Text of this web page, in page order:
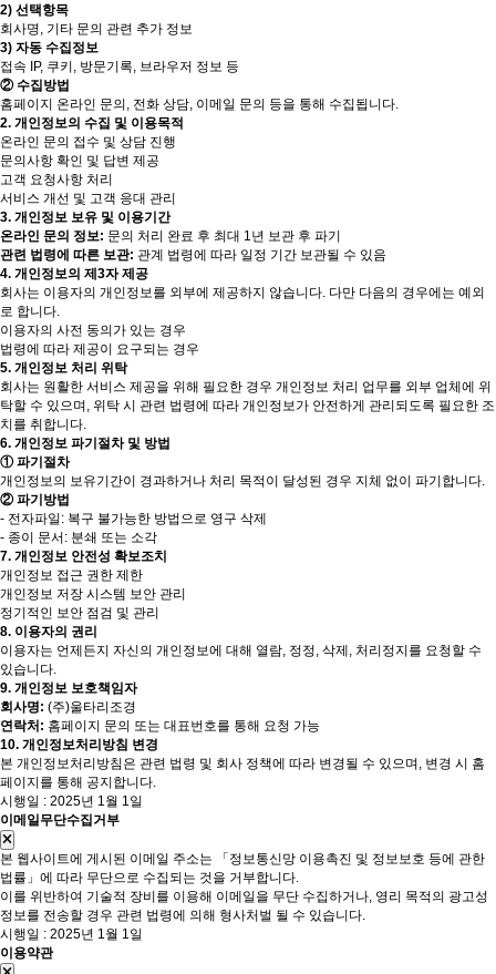
2) 선택항목
회사명, 기타 문의 관련 추가 정보
3) 자동 수집정보
접속 IP, 쿠키, 방문기록, 브라우저 정보 등
② 수집방법
홈페이지 온라인 문의, 전화 상담, 이메일 문의 등을 통해 수집됩니다.
2. 개인정보의 수집 및 이용목적
온라인 문의 접수 및 상담 진행
문의사항 확인 및 답변 제공
고객 요청사항 처리
서비스 개선 및 고객 응대 관리
3. 개인정보 보유 및 이용기간
온라인 문의 정보: 문의 처리 완료 후 최대 1년 보관 후 파기
관련 법령에 따른 보관: 관계 법령에 따라 일정 기간 보관될 수 있음
4. 개인정보의 제3자 제공
회사는 이용자의 개인정보를 외부에 제공하지 않습니다. 다만 다음의 경우에는 예외
로 합니다.
이용자의 사전 동의가 있는 경우
법령에 따라 제공이 요구되는 경우
5. 개인정보 처리 위탁
회사는 원활한 서비스 제공을 위해 필요한 경우 개인정보 처리 업무를 외부 업체에 위
탁할 수 있으며, 위탁 시 관련 법령에 따라 개인정보가 안전하게 관리되도록 필요한 조
치를 취합니다.
6. 개인정보 파기절차 및 방법
① 파기절차
개인정보의 보유기간이 경과하거나 처리 목적이 달성된 경우 지체 없이 파기합니다.
② 파기방법
- 전자파일: 복구 불가능한 방법으로 영구 삭제
- 종이 문서: 분쇄 또는 소각
7. 개인정보 안전성 확보조치
개인정보 접근 권한 제한
개인정보 저장 시스템 보안 관리
정기적인 보안 점검 및 관리
8. 이용자의 권리
이용자는 언제든지 자신의 개인정보에 대해 열람, 정정, 삭제, 처리정지를 요청할 수
있습니다.
9. 개인정보 보호책임자
회사명: (주)울타리조경
연락처: 홈페이지 문의 또는 대표번호를 통해 요청 가능
10. 개인정보처리방침 변경
본 개인정보처리방침은 관련 법령 및 회사 정책에 따라 변경될 수 있으며, 변경 시 홈
페이지를 통해 공지합니다.
시행일 : 2025년 1월 1일
이메일무단수집거부
본 웹사이트에 게시된 이메일 주소는 「정보통신망 이용촉진 및 정보보호 등에 관한
법률」에 따라 무단으로 수집되는 것을 거부합니다.
이를 위반하여 기술적 장비를 이용해 이메일을 무단 수집하거나, 영리 목적의 광고성
정보를 전송할 경우 관련 법령에 의해 형사처벌 될 수 있습니다.
시행일 : 2025년 1월 1일
이용약관